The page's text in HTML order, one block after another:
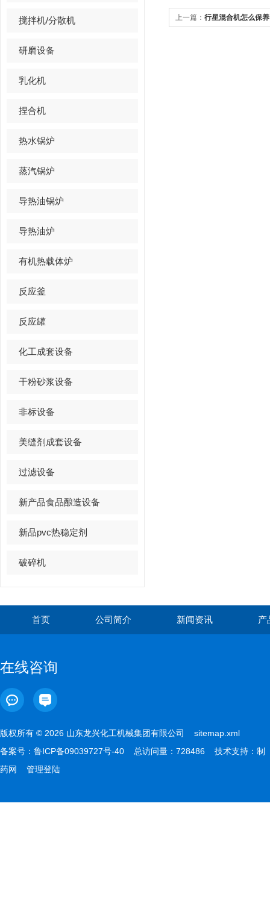
搅拌机/分散机
研磨设备
乳化机
捏合机
热水锅炉
蒸汽锅炉
导热油锅炉
导热油炉
有机热载体炉
反应釜
反应罐
化工成套设备
干粉砂浆设备
非标设备
美缝剂成套设备
过滤设备
新产品食品酿造设备
新品pvc热稳定剂
破碎机
上一篇： 行星混合机怎么保养
首页 公司简介 新闻资讯 产
在线咨询
版权所有 © 2026 山东龙兴化工机械集团有限公司 sitemap.xml
备案号： 鲁ICP备09039727号-40 总访问量：728486 技术支持： 制
药网
管理登陆